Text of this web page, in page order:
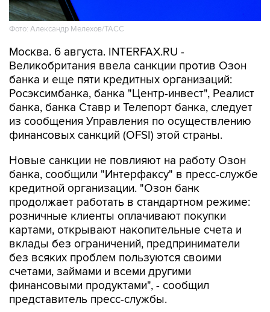
Фото: Александр Мелехов/ТАСС
Москва. 6 августа. INTERFAX.RU -
Великобритания ввела санкции против Озон
банка и еще пяти кредитных организаций:
Росэксимбанка, банка "Центр-инвест", Реалист
банка, банка Ставр и Телепорт банка, следует
из сообщения Управления по осуществлению
финансовых санкций (OFSI) этой страны.
Новые санкции не повлияют на работу Озон
банка, сообщили "Интерфаксу" в пресс-службе
кредитной организации. "Озон банк
продолжает работать в стандартном режиме:
розничные клиенты оплачивают покупки
картами, открывают накопительные счета и
вклады без ограничений, предприниматели
без всяких проблем пользуются своими
счетами, займами и всеми другими
финансовыми продуктами", - сообщил
представитель пресс-службы.